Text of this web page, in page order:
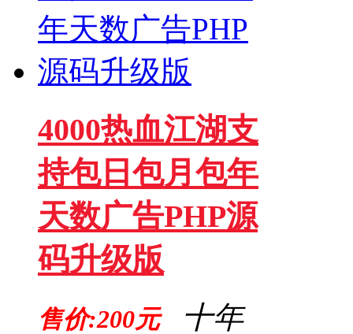
4000热血江湖支
持包日包月包年
天数广告PHP源
码升级版
售价:200元 十年